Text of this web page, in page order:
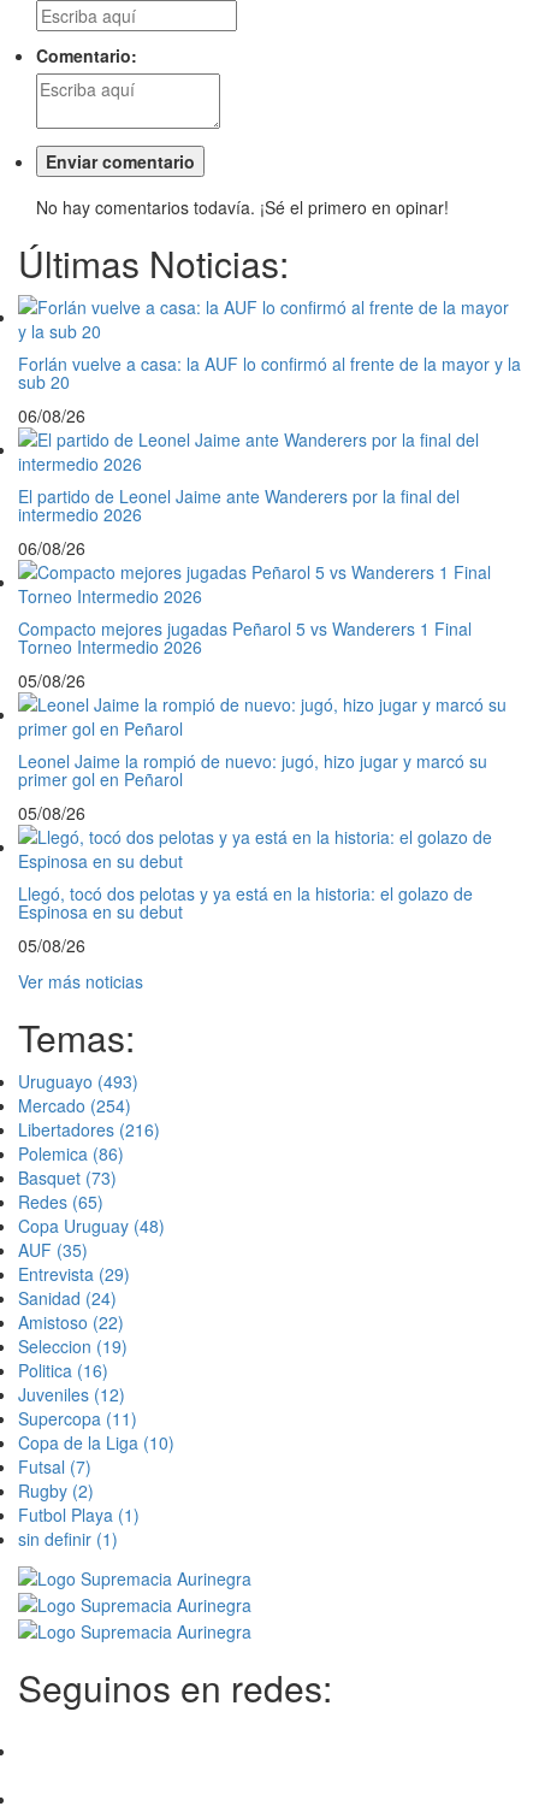
Comentario:
No hay comentarios todavía. ¡Sé el primero en opinar!
Últimas Noticias:
Forlán vuelve a casa: la AUF lo confirmó al frente de la mayor y la
sub 20
06/08/26
El partido de Leonel Jaime ante Wanderers por la final del
intermedio 2026
06/08/26
Compacto mejores jugadas Peñarol 5 vs Wanderers 1 Final
Torneo Intermedio 2026
05/08/26
Leonel Jaime la rompió de nuevo: jugó, hizo jugar y marcó su
primer gol en Peñarol
05/08/26
Llegó, tocó dos pelotas y ya está en la historia: el golazo de
Espinosa en su debut
05/08/26
Ver más noticias
Temas:
Uruguayo (493)
Mercado (254)
Libertadores (216)
Polemica (86)
Basquet (73)
Redes (65)
Copa Uruguay (48)
AUF (35)
Entrevista (29)
Sanidad (24)
Amistoso (22)
Seleccion (19)
Politica (16)
Juveniles (12)
Supercopa (11)
Copa de la Liga (10)
Futsal (7)
Rugby (2)
Futbol Playa (1)
sin definir (1)
Seguinos en redes: